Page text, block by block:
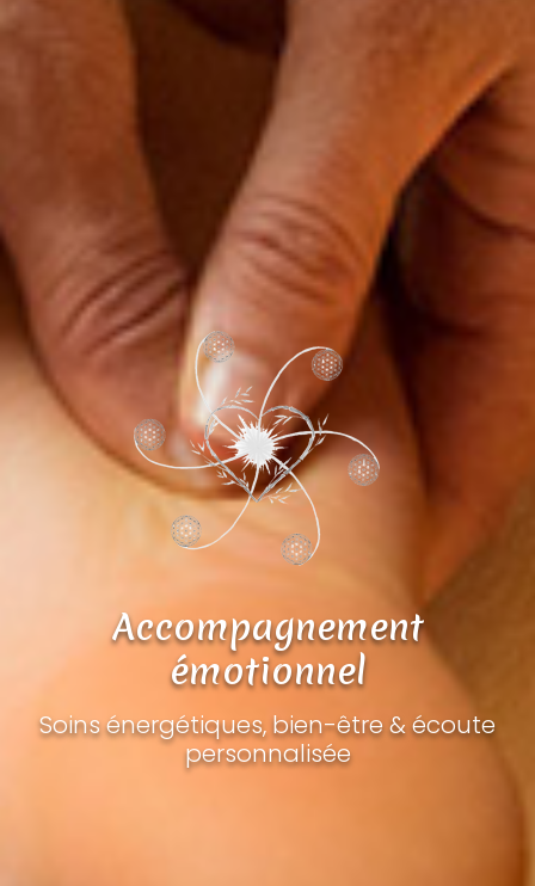
Accompagnement
émotionnel
Soins énergétiques, bien-être & écoute
personnalisée